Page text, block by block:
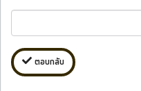
ตอบกลับ